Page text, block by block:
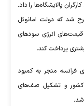
پالایشگاه‌ها را داد.
شد که دولت امانوئل
قیمت‌های انرژی سودهای
پرداخت کند.
فرانسه منجر به کمبود
کشور و تشکیل صف‌های
شد.